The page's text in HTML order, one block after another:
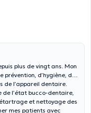
plus de vingt ans. Mon
prévention, d’hygiène, de
de l’appareil dentaire.
de l’état bucco-dentaire,
et nettoyage des
mes patients avec